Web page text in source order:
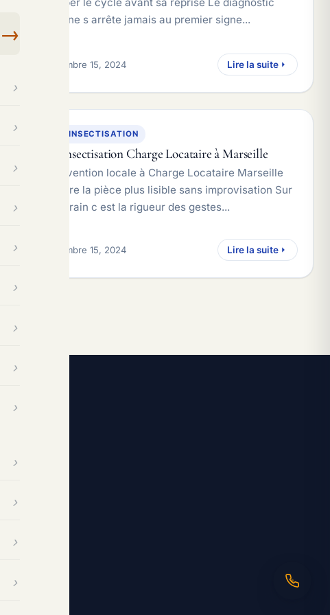
→
utile ne s arrête jamais au premier signe...
décembre 15, 2024 Lire la suite
DESINSECTISATION
Désinsectisation Charge Locataire à Marseille
Intervention locale à Charge Locataire Marseille
Rendre la pièce plus lisible sans improvisation Sur
le terrain c est la rigueur des gestes...
décembre 15, 2024 Lire la suite